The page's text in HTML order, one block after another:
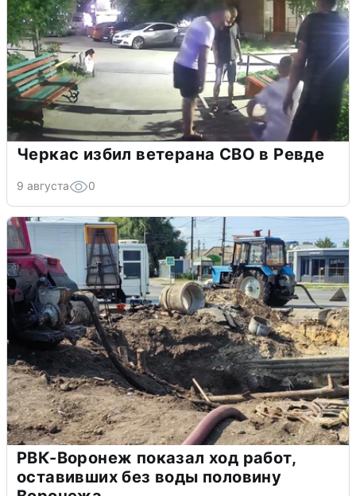
Черкас избил ветерана СВО в Ревде
9 августа 0
РВК-Воронеж показал ход работ,
оставивших без воды половину